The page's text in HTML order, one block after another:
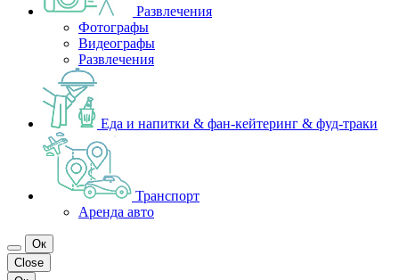
Развлечения
Фотографы
Видеографы
Развлечения
Еда и напитки & фан-кейтеринг & фуд-траки
Транспорт
Аренда авто
Ок
Close